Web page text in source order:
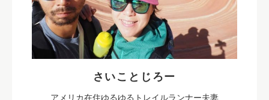
さいことじろー
アメリカ在住ゆるゆるトレイルランナー夫妻